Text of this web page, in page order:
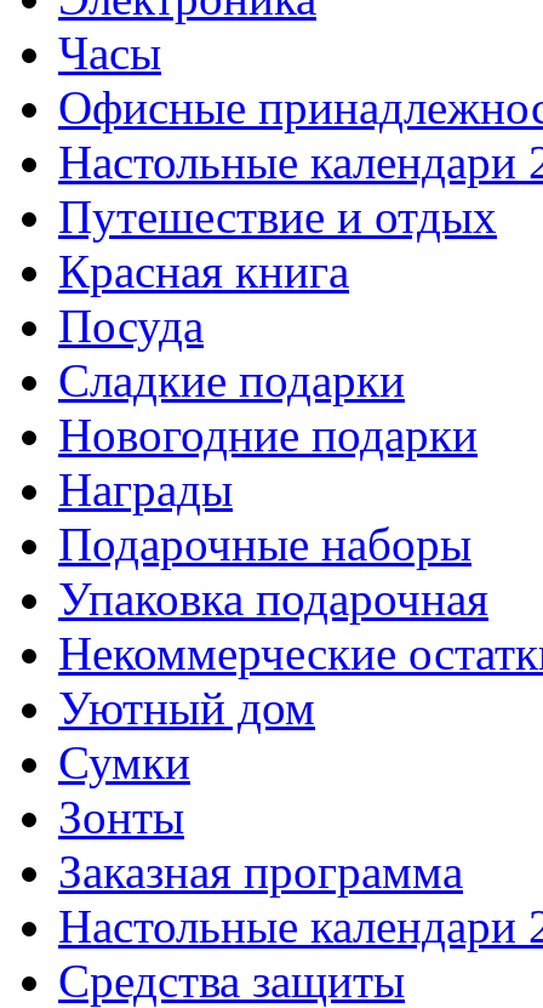
Часы
Офисные
Настольные календари
Путешествие и отдых
Красная книга
Посуда
Сладкие подарки
Новогодние подарки
Награды
Подарочные наборы
Упаковка подарочная
Некоммерческие
Уютный дом
Сумки
Зонты
Заказная программа
Настольные календари
Средства защиты